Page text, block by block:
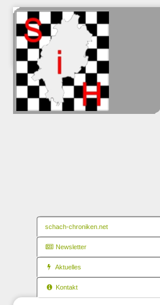
schach-chroniken.net
Newsletter
Aktuelles
Kontakt